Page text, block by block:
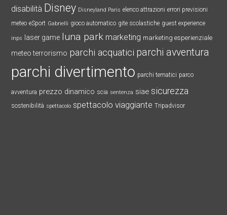
disabilità Disney Disneyland Paris elenco attrazioni errori previsioni
meteo eSport Gabrielli gioco automatico gite scolastiche guest experience
inps laser game luna park marketing marketing esperienziale
meteo terrorismo parchi acquatici parchi avventura
parchi divertimento parchi tematici parco
avventura prezzo dinamico scia sentenza siae sicurezza
sostenibilità spettacolo spettacolo viaggiante Tripadvisor